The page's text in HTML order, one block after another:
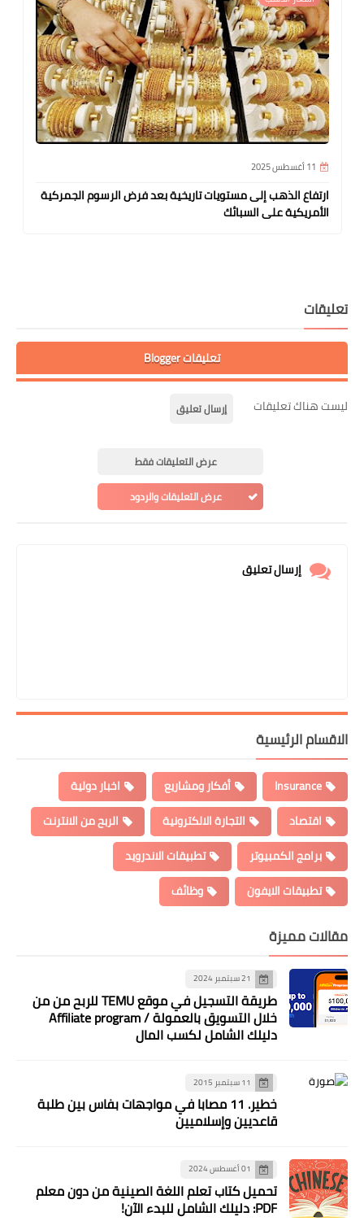
11 أغسطس 2025
ارتفاع الذهب إلى مستويات تاريخية بعد فرض الرسوم الجمركية
الأمريكية على السبائك
تعليقات
تعليقات Blogger
ليست هناك تعليقات إرسال تعليق
عرض التعليقات فقط
عرض التعليقات والردود
إرسال تعليق
الاقسام الرئيسية
Insurance أفكار ومشاريع
اخبار دولية
اقتصاد
التجارة الالكترونية
الربح من الانترنت
برامج الكمبيوتر
تطبيقات الاندرويد
تطبيقات الايفون
وظائف
مقالات مميزة
21 سبتمبر 2024
طريقة التسجيل في موقع TEMU للربح من من
خلال التسويق بالعمولة / Affiliate program
دليلك الشامل لكسب المال
11 سبتمبر 2015
خطير. 11 مصابا في مواجهات بفاس بين طلبة
قاعديين وإسلاميين
01 أغسطس 2024
تحميل كتاب تعلم اللغة الصينية من دون معلم
PDF: دليلك الشامل للبدء الآن!